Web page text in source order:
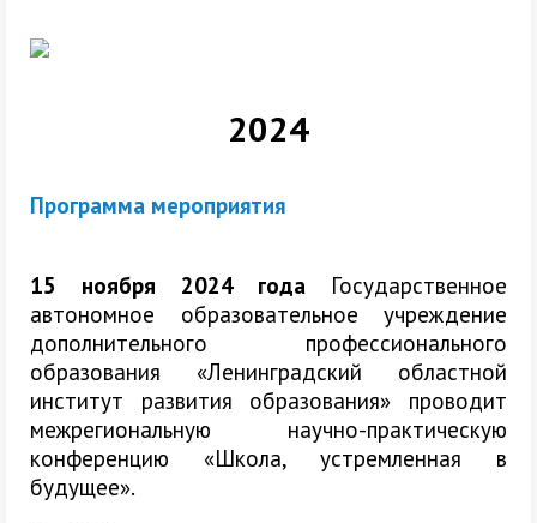
2024
Программа мероприятия
15 ноября 2024 года Государственное
автономное образовательное учреждение
дополнительного профессионального
образования «Ленинградский областной
институт развития образования» проводит
межрегиональную научно-практическую
конференцию «Школа, устремленная в
будущее».